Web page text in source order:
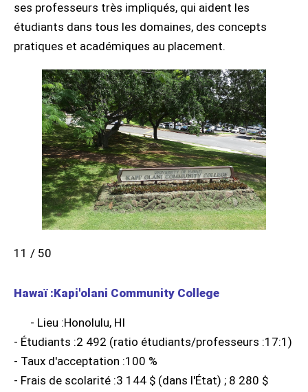
ses professeurs très impliqués, qui aident les
étudiants dans tous les domaines, des concepts
pratiques et académiques au placement.
11 / 50
Hawaï :Kapi'olani Community College
- Lieu :Honolulu, HI
- Étudiants :2 492 (ratio étudiants/professeurs :17:1)
- Taux d'acceptation :100 %
- Frais de scolarité :3 144 $ (dans l'État) ; 8 280 $